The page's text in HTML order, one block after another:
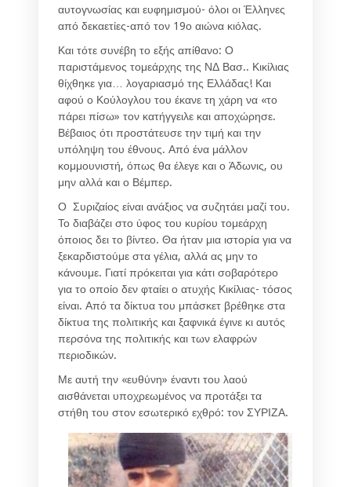
αυτογνωσίας και ευφημισμού- όλοι οι Έλληνες
από δεκαετίες-από τον 19ο αιώνα κιόλας.
Και τότε συνέβη το εξής απίθανο: Ο
παριστάμενος τομεάρχης της ΝΔ Βασ.. Κικίλιας
θίχθηκε για… λογαριασμό της Ελλάδας! Και
αφού ο Κούλογλου του έκανε τη χάρη να «το
πάρει πίσω» τον κατήγγειλε και αποχώρησε.
Βέβαιος ότι προστάτευσε την τιμή και την
υπόληψη του έθνους. Από ένα μάλλον
κομμουνιστή, όπως θα έλεγε και ο Άδωνις, ου
μην αλλά και ο Βέμπερ.
Ο Συριζαίος είναι ανάξιος να συζητάει μαζί του.
Το διαβάζει στο ύφος του κυρίου τομεάρχη
όποιος δει το βίντεο. Θα ήταν μια ιστορία για να
ξεκαρδιστούμε στα γέλια, αλλά ας μην το
κάνουμε. Γιατί πρόκειται για κάτι σοβαρότερο
για το οποίο δεν φταίει ο ατυχής Κικίλιας- τόσος
είναι. Από τα δίκτυα του μπάσκετ βρέθηκε στα
δίκτυα της πολιτικής και ξαφνικά έγινε κι αυτός
περσόνα της πολιτικής και των ελαφρών
περιοδικών.
Με αυτή την «ευθύνη» έναντι του λαού
αισθάνεται υποχρεωμένος να προτάξει τα
στήθη του στον εσωτερικό εχθρό: τον ΣΥΡΙΖΑ.